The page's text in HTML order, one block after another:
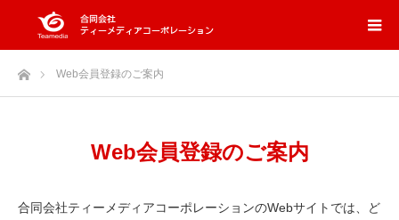
ホームWeb会員登録のご案内
Web会員登録のご案内
合同会社ティーメディアコーポレーションのWebサイトでは、ど